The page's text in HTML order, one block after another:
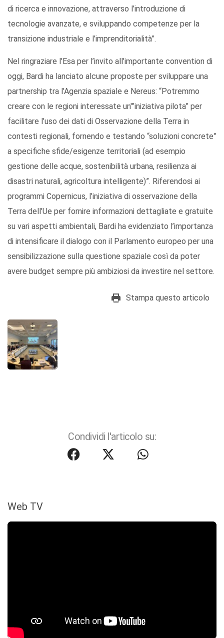
di ricerca e innovazione, attraverso l’introduzione di
tecnologie avanzate, e sviluppando competenze per la
transizione industriale e l’imprenditorialità”.
Nel ringraziare l’Esa per l’invito all’importante convention di
oggi, Bardi ha lanciato alcune proposte per sviluppare una
partnership tra l’Agenzia spaziale e Nereus: “Potremmo
creare con le regioni interessate un'”iniziativa pilota” per
facilitare l’uso dei dati di Osservazione della Terra in
contesti regionali, fornendo e testando “soluzioni concrete”
a specifiche sfide/esigenze territoriali (ad esempio
gestione delle acque, sostenibilità urbana, resilienza ai
disastri naturali, agricoltura intelligente)”. Riferendosi ai
programmi Copernicus, l’iniziativa di osservazione della
Terra dell’Ue per fornire informazioni dettagliate e gratuite
su vari aspetti ambientali, Bardi ha evidenziato l’importanza
di intensificare il dialogo con il Parlamento europeo per una
sensibilizzazione sulla questione spaziale così da poter
avere budget sempre più ambiziosi da investire nel settore.
Stampa questo articolo
Condividi l'articolo su:
Web TV